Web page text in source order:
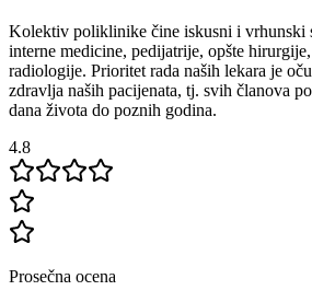
Kolektiv poliklinike čine iskusni i vrhunski
interne medicine, pedijatrije, opšte
radiologije. Prioritet rada naših lekara je
zdravlja naših pacijenata, tj. svih članova
dana života do poznih godina.
4.8
Prosečna ocena